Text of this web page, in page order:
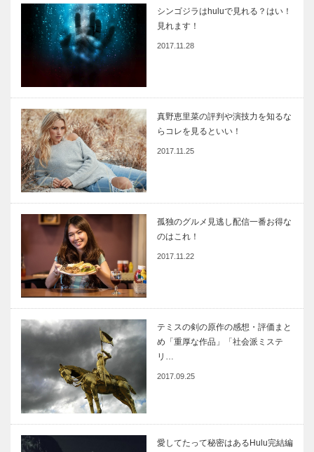
シンゴジラはhuluで見れる？はい！
見れます！
2017.11.28
真野恵里菜の評判や演技力を知るな
らコレを見るといい！
2017.11.25
孤独のグルメ見逃し配信一番お得な
のはこれ！
2017.11.22
テミスの剣の原作の感想・評価まと
め「重厚な作品」「社会派ミステ
リ…
2017.09.25
愛してたって秘密はあるHulu完結編